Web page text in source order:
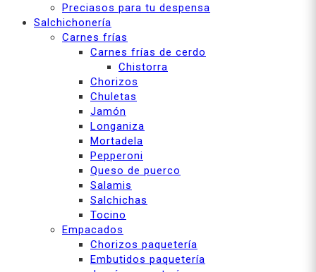
Preciasos para tu despensa
Salchichonería
Carnes frías
Carnes frías de cerdo
Chistorra
Chorizos
Chuletas
Jamón
Longaniza
Mortadela
Pepperoni
Queso de puerco
Salamis
Salchichas
Tocino
Empacados
Chorizos paquetería
Embutidos paquetería